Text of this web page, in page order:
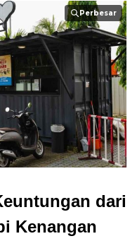
Perbesar
dari
Kenangan